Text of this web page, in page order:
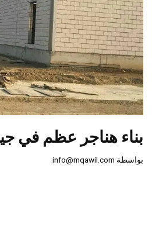
بناء هناجر عظم في
بواسطة info@mqawil.com